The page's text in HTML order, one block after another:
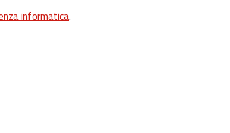
informatica.